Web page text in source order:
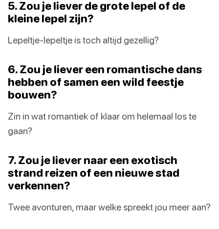
5. Zou je liever de grote lepel of de
kleine lepel zijn?
Lepeltje-lepeltje is toch altijd gezellig?
6. Zou je liever een romantische dans
hebben of samen een wild feestje
bouwen?
Zin in wat romantiek of klaar om helemaal los te
gaan?
7. Zou je liever naar een exotisch
strand reizen of een nieuwe stad
verkennen?
Twee avonturen, maar welke spreekt jou meer aan?